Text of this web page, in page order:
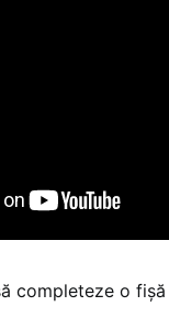
completeze o